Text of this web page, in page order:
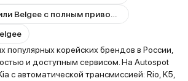
корейских брендов в России,
и доступным сервисом. На Autospot
с автоматической трансмиссией: Rio, K5,